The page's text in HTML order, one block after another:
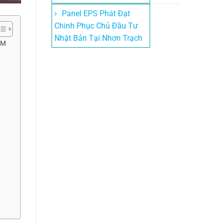
Panel EPS Phát Đạt
Chinh Phục Chủ Đầu Tư
Nhật Bản Tại Nhơn Trạch